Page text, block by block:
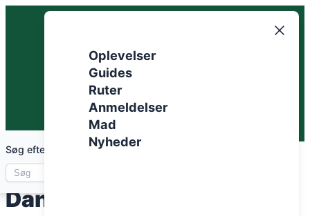
Oplevelser
Guides
Ruter
Anmeldelser
Mad
Nyheder
Søg efter artikler
Top vintercykelruter
Danmark